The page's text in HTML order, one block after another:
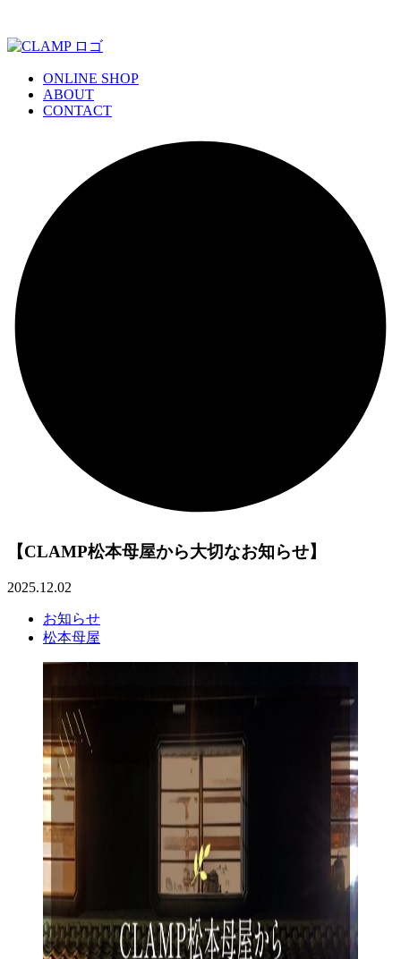
ONLINE SHOP
ABOUT
CONTACT
【CLAMP松本母屋から大切なお知らせ】
2025.12.02
お知らせ
松本母屋